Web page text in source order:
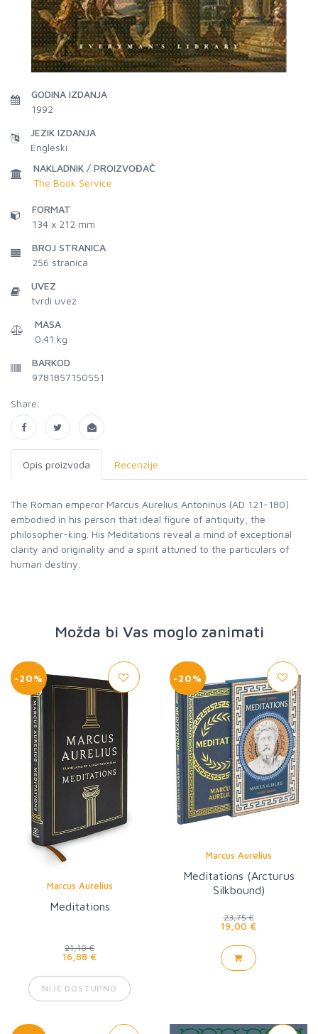
GODINA IZDANJA
1992
JEZIK IZDANJA
Engleski
NAKLADNIK / PROIZVOĐAČ
The Book Service
FORMAT
134 x 212 mm
BROJ STRANICA
256 stranica
UVEZ
tvrdi uvez
MASA
0.41 kg
BARKOD
9781857150551
Share:
Opis proizvoda Recenzije
The Roman emperor Marcus Aurelius Antoninus (AD 121-180)
embodied in his person that ideal figure of antiquity, the
philosopher-king. His Meditations reveal a mind of exceptional
clarity and originality and a spirit attuned to the particulars of
human destiny.
Možda bi Vas moglo zanimati
-20%
Marcus Aurelius
Meditations
21,10 €
16,88 €
NIJE DOSTUPNO
-20%
Marcus Aurelius
Meditations (Arcturus
Silkbound)
23,75 €
19,00 €